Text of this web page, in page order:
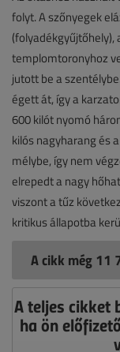
folyt. A szőnyegek
(folyadékgyűjtőhely),
templomtoronyhoz
jutott be a
égett át, így a
600 kilót nyomó
kilós nagyharang és
mélybe, így nem
elrepedt a nagy
viszont a tűz
kritikus állapotba
A cikk még 11
A teljes cikket
ha ön